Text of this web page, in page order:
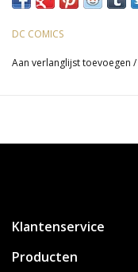
DC COMICS
Aan verlanglijst toevoegen /
Klantenservice
Producten